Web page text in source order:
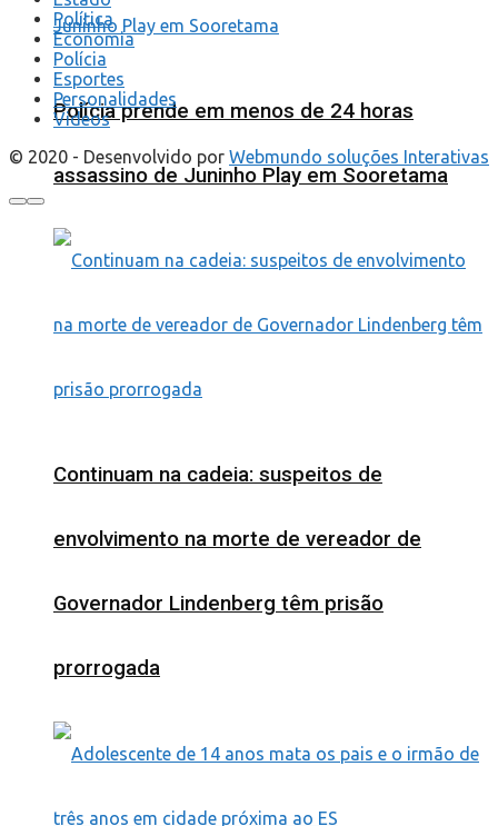
Polícia prende em menos de 24 horas
assassino de Juninho Play em Sooretama
Continuam na cadeia: suspeitos de
envolvimento na morte de vereador de
Governador Lindenberg têm prisão
prorrogada
Política
Economia
Polícia
Esportes
Personalidades
Videos
© 2020 - Desenvolvido por Webmundo soluções Interativas